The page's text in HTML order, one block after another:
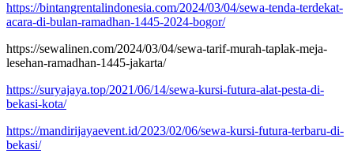
https://bintangrentalindonesia.com/2024/03/04/sewa-tenda-terdekat-
acara-di-bulan-ramadhan-1445-2024-bogor/
https://sewalinen.com/2024/03/04/sewa-tarif-murah-taplak-meja-
lesehan-ramadhan-1445-jakarta/
https://suryajaya.top/2021/06/14/sewa-kursi-futura-alat-pesta-di-
bekasi-kota/
https://mandirijayaevent.id/2023/02/06/sewa-kursi-futura-terbaru-di-
bekasi/